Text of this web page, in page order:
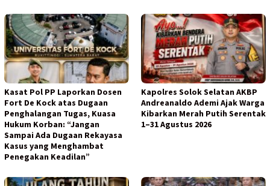
Kasat Pol PP Laporkan Dosen
Fort De Kock atas Dugaan
Penghalangan Tugas, Kuasa
Hukum Korban: “Jangan
Sampai Ada Dugaan Rekayasa
Kasus yang Menghambat
Penegakan Keadilan”
Kapolres Solok Selatan AKBP
Andreanaldo Ademi Ajak Warga
Kibarkan Merah Putih Serentak
1–31 Agustus 2026